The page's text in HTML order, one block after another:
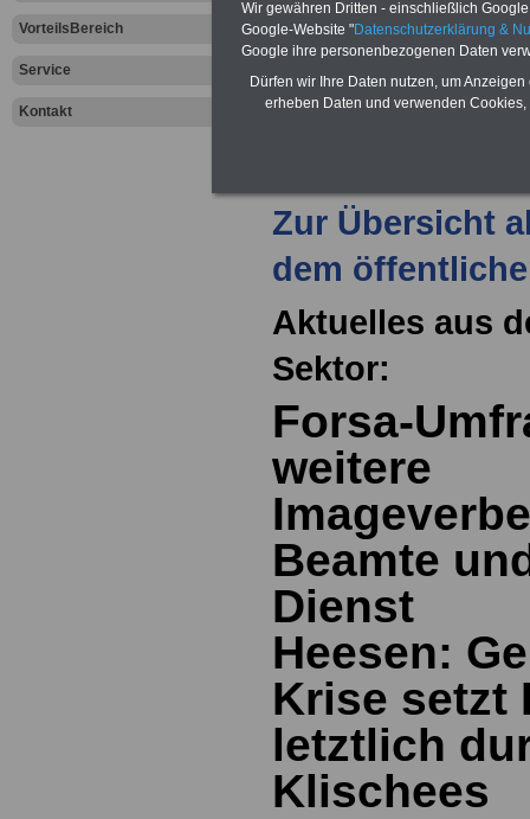
VorteilsBereich
Service
Kontakt
den Fall der
Leben
Zur Übersicht
dem
Aktuelles aus
Sektor:
Forsa-
weitere
Beamte
Dienst
Heesen:
Krise setzt
letztlich
Klischees
Wir gewähren Dritten - einschließlich
Google-Website "Datenschutzerklärung &
Google ihre personenbezogenen Daten
Dürfen wir Ihre Daten nutzen, um
erheben Daten und verwenden